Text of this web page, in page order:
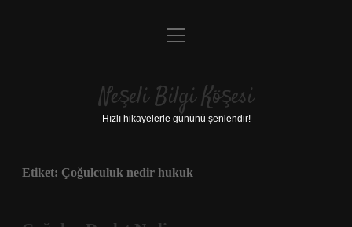
Anasayfa
Yasal Uyarı
menüyü
Neşeli Bilgi Köşesi
Hızlı hikayelerle gününü şenlendir!
Etiket: Çoğulculuk nedir hukuk